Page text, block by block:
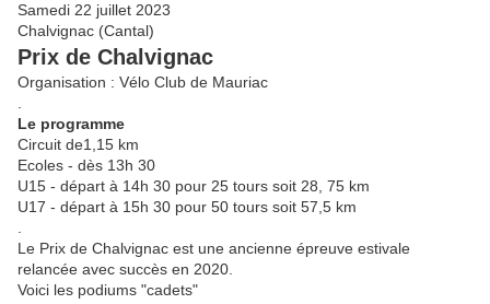
Samedi 22 juillet 2023
Chalvignac (Cantal)
Prix de Chalvignac
Organisation : Vélo Club de Mauriac
Le programme
Circuit de1,15 km
Ecoles - dès 13h 30
U15 - départ à 14h 30 pour 25 tours soit 28, 75 km
U17 - départ à 15h 30 pour 50 tours soit 57,5 km
Le Prix de Chalvignac est une ancienne épreuve estivale
relancée avec succès en 2020.
Voici les podiums "cadets"